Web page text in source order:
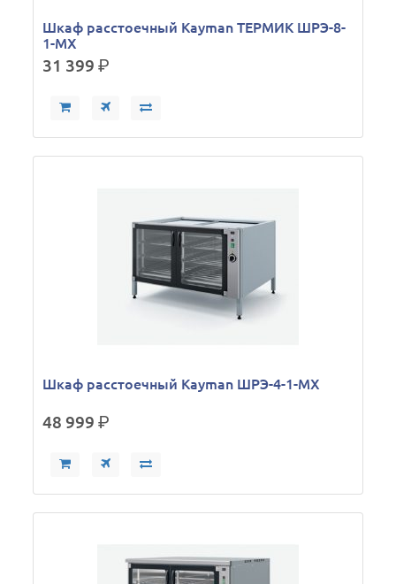
Шкаф расстоечный Kayman ТЕРМИК ШРЭ-8-
1-МХ
31 399р.
Шкаф расстоечный Kayman ШРЭ-4-1-МХ
48 999р.